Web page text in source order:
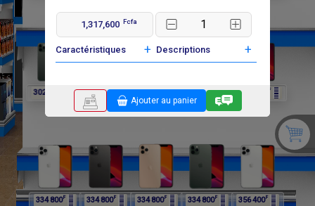
1,317,600 Fcfa
Caractéristiques + Descriptions +
Ajouter au panier
302 400 334 800 F F 334 800F 334 800 F
334 800F 334 800F 334 800F 334 800F 356 400F